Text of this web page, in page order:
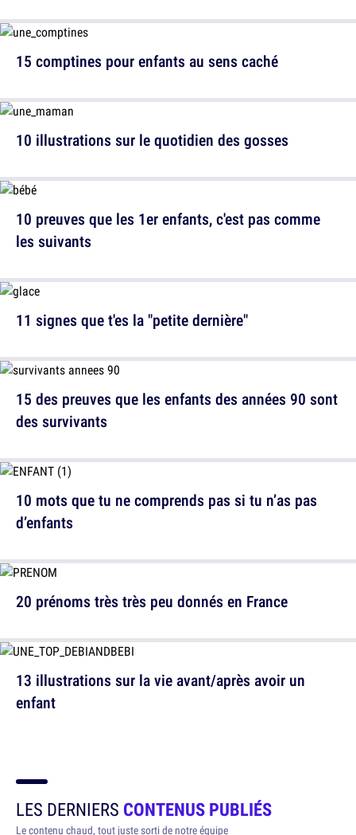
10 illustrations sur le quotidien des gosses
11 signes que t'es la "petite dernière"
10 mots que tu ne comprends pas si tu n’as pas
d’enfants
13 illustrations sur la vie avant/après avoir un
enfant
15 comptines pour enfants au sens caché
10 preuves que les 1er enfants, c'est pas comme
les suivants
15 des preuves que les enfants des années 90 sont
des survivants
20 prénoms très très peu donnés en France
LES DERNIERS CONTENUS PUBLIÉS
Le contenu chaud, tout juste sorti de notre équipe